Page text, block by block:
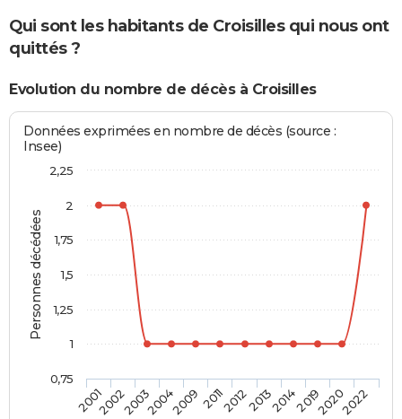
Qui sont les habitants de Croisilles qui nous ont
quittés ?
Evolution du nombre de décès à Croisilles
Personnes décédées
Données exprimées en nombre de décès (source :
Insee)
20012002200320042009 2011201220132014201920202022
0,75
1
1,25
1,5
1,75
2
2,25